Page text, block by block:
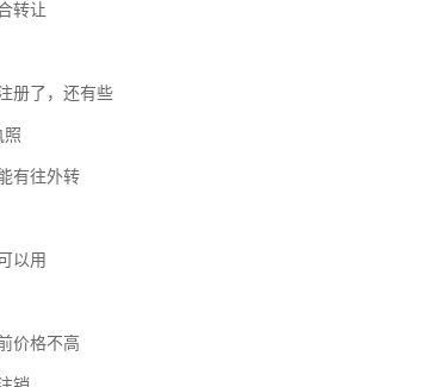
转让
册了，还有些
照
有往外转
以用
价格不高